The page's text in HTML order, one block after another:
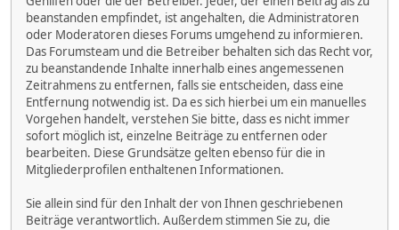
beanstanden empfindet, ist angehalten, die Administratoren
oder Moderatoren dieses Forums umgehend zu informieren.
Das Forumsteam und die Betreiber behalten sich das Recht vor,
zu beanstandende Inhalte innerhalb eines angemessenen
Zeitrahmens zu entfernen, falls sie entscheiden, dass eine
Entfernung notwendig ist. Da es sich hierbei um ein manuelles
Vorgehen handelt, verstehen Sie bitte, dass es nicht immer
sofort möglich ist, einzelne Beiträge zu entfernen oder
bearbeiten. Diese Grundsätze gelten ebenso für die in
Mitgliederprofilen enthaltenen Informationen.
Sie allein sind für den Inhalt der von Ihnen geschriebenen
Beiträge verantwortlich. Außerdem stimmen Sie zu, die